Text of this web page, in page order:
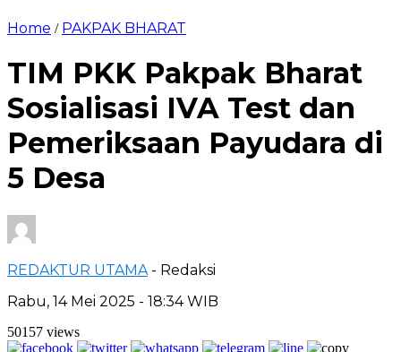
Home / PAKPAK BHARAT
TIM PKK Pakpak Bharat
Sosialisasi IVA Test dan
Pemeriksaan Payudara di
5 Desa
REDAKTUR UTAMA - Redaksi
Rabu, 14 Mei 2025 - 18:34 WIB
50157 views